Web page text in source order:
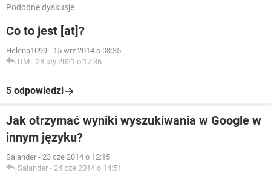
Podobne dyskusje
Co to jest [at]?
Helena1099 - 15 wrz 2014 o 08:35
DM - 28 sty 2021 o 17:36
5 odpowiedzi
Jak otrzymać wyniki wyszukiwania w Google w
innym języku?
Salander - 23 cze 2014 o 12:15
Salander - 24 cze 2014 o 14:51